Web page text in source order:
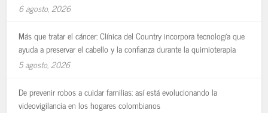
6 agosto, 2026
Más que tratar el cáncer: Clínica del Country incorpora tecnología que
ayuda a preservar el cabello y la confianza durante la quimioterapia
5 agosto, 2026
De prevenir robos a cuidar familias: así está evolucionando la
videovigilancia en los hogares colombianos